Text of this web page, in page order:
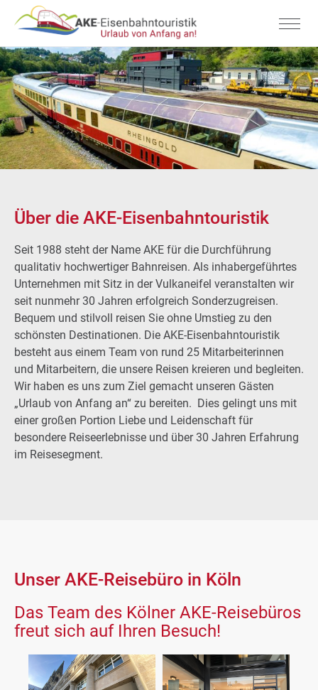
Über die AKE-Eisenbahntouristik
Seit 1988 steht der Name AKE für die Durchführung
qualitativ hochwertiger Bahnreisen. Als inhabergeführtes
Unternehmen mit Sitz in der Vulkaneifel veranstalten wir
seit nunmehr 30 Jahren erfolgreich Sonderzugreisen.
Bequem und stilvoll reisen Sie ohne Umstieg zu den
schönsten Destinationen. Die AKE-Eisenbahntouristik
besteht aus einem Team von rund 25 Mitarbeiterinnen
und Mitarbeitern, die unsere Reisen kreieren und begleiten.
Wir haben es uns zum Ziel gemacht unseren Gästen
„Urlaub von Anfang an“ zu bereiten. Dies gelingt uns mit
einer großen Portion Liebe und Leidenschaft für
besondere Reiseerlebnisse und über 30 Jahren Erfahrung
im Reisesegment.
Unser AKE-Reisebüro in Köln
Das Team des Kölner AKE-Reisebüros
freut sich auf Ihren Besuch!